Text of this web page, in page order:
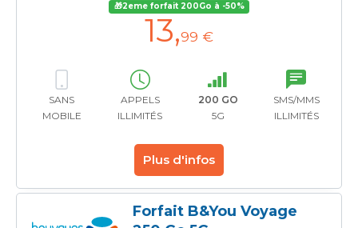
🎁2eme forfait 200Go à -50%
13,99 €
SANS
MOBILE
APPELS
ILLIMITÉS
200 GO
5G
SMS/MMS
ILLIMITÉS
Plus d'infos
Forfait B&You Voyage